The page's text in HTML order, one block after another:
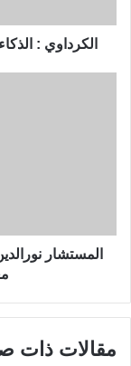
الكرداوي :
المستشار
مقالات ذات